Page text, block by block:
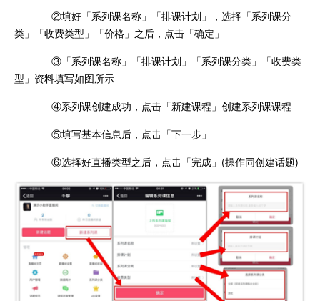
②填好「系列课名称」「排课计划」，选择「系列课分
类」「收费类型」「价格」之后，点击「确定」
③「系列课名称」「排课计划」「系列课分类」「收费类
型」资料填写如图所示
④系列课创建成功，点击「新建课程」创建系列课课程
⑤填写基本信息后，点击「下一步」
⑥选择好直播类型之后，点击「完成」(操作同创建话题)